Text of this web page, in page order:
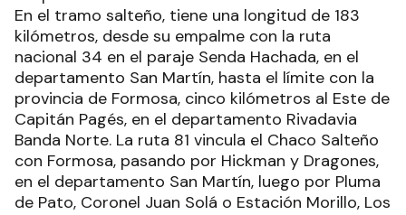
En el tramo salteño, tiene una longitud de 183
kilómetros, desde su empalme con la ruta
nacional 34 en el paraje Senda Hachada, en el
departamento San Martín, hasta el límite con la
provincia de Formosa, cinco kilómetros al Este de
Capitán Pagés, en el departamento Rivadavia
Banda Norte. La ruta 81 vincula el Chaco Salteño
con Formosa, pasando por Hickman y Dragones,
en el departamento San Martín, luego por Pluma
de Pato, Coronel Juan Solá o Estación Morillo, Los